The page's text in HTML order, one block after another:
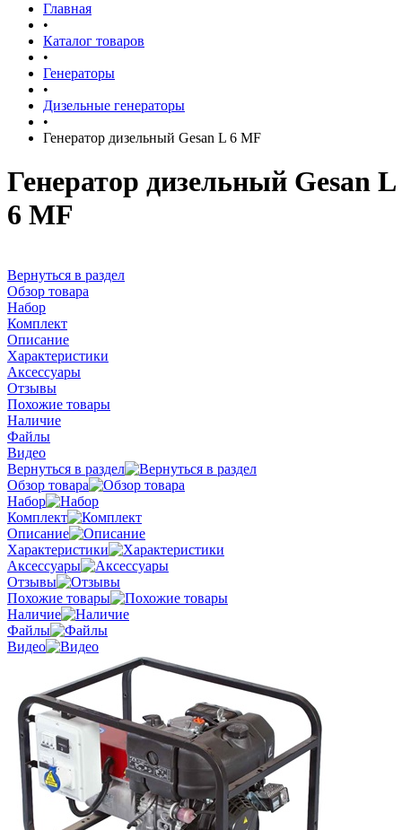
Главная
•
Каталог товаров
•
Генераторы
•
Дизельные генераторы
•
Генератор дизельный Gesan L 6 MF
Генератор дизельный Gesan L
6 MF
Вернуться в раздел
Обзор товара
Набор
Комплект
Описание
Характеристики
Аксессуары
Отзывы
Похожие товары
Наличие
Файлы
Видео
Вернуться в раздел
Обзор товара
Набор
Комплект
Описание
Характеристики
Аксессуары
Отзывы
Похожие товары
Наличие
Файлы
Видео